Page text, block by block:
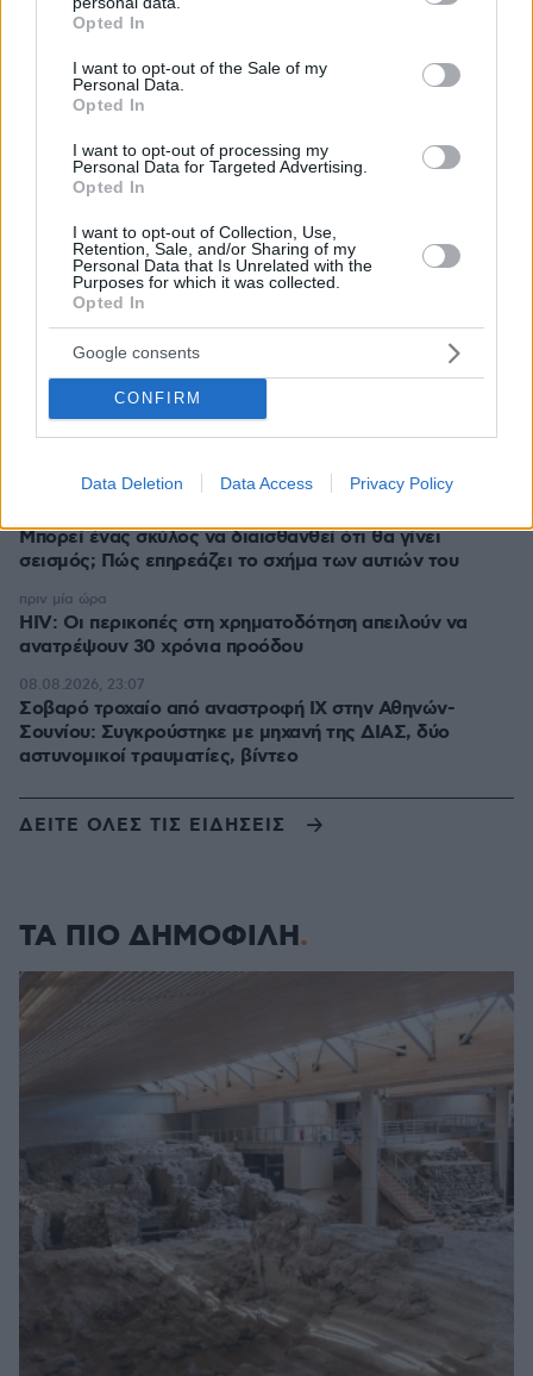
grant or deny consent to Google and its third-party tags to
use your data for below specified purposes in below Google
consent section.
Opted In
I want to opt-out of the Sale of my
Personal Data.
Opted In
I want to opt-out of processing my
Personal Data for Targeted Advertising.
Opted In
I want to opt-out of Collection, Use,
Retention, Sale, and/or Sharing of my
Personal Data that Is Unrelated with the
Purposes for which it was collected.
Opted In
Google consents
CONFIRM
Data Deletion Data Access Privacy Policy
Δύο θάνατοι λουομένων το Σάββατο σε Λέσβο και
Μαγειρεύουμε με αυγά: 7 συνταγές που …τα σπάνε
πριν 19 λεπτά
Γερμανία: Μη επανδρωμένα αεροσκάφη εθεάθησαν
πάνω από στρατιωτική βάση
πριν 23 λεπτά
Θετικές οι συνομιλίες με το Ιράν για τα Στενά του
Ορμούζ, λέει το Ομάν
πριν 25 λεπτά
Χάος στη Βουλή του Κοσόβου: Βουλευτής της
αντιπολίτευσης πέταξε αυγά στον πρωθυπουργό Άλμπιν
Κούρτι, δείτε βίντεο
Μπορεί ένας σκύλος να διαισθανθεί ότι θα γίνει
σεισμός; Πώς επηρεάζει το σχήμα των αυτιών του
HIV: Οι περικοπές στη χρηματοδότηση απειλούν να
ανατρέψουν 30 χρόνια προόδου
πριν μία ώρα
Σοβαρό τροχαίο από αναστροφή ΙΧ στην Αθηνών-
Σουνίου: Συγκρούστηκε με μηχανή της ΔΙΑΣ, δύο
αστυνομικοί τραυματίες, βίντεο
08.08.2026, 23:07
ΔΕΙΤΕ ΟΛΕΣ ΤΙΣ ΕΙΔΗΣΕΙΣ
ΤΑ ΠΙΟ ΔΗΜΟΦΙΛΗ